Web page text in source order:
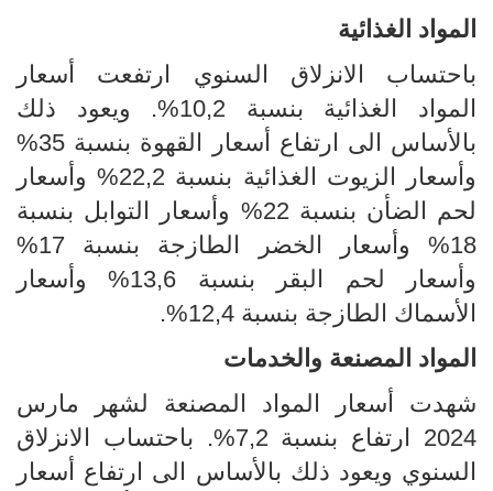
المواد الغذائية
باحتساب الانزلاق السنوي ارتفعت أسعار
المواد الغذائية بنسبة 10,2%. ويعود ذلك
بالأساس الى ارتفاع أسعار القهوة بنسبة 35%
وأسعار الزيوت الغذائية بنسبة 22,2% وأسعار
لحم الضأن بنسبة 22% وأسعار التوابل بنسبة
18% وأسعار الخضر الطازجة بنسبة 17%
وأسعار لحم البقر بنسبة 13,6% وأسعار
الأسماك الطازجة بنسبة 12,4%.
المواد المصنعة والخدمات
شهدت أسعار المواد المصنعة لشهر مارس
2024 ارتفاع بنسبة 7,2%. باحتساب الانزلاق
السنوي ويعود ذلك بالأساس الى ارتفاع أسعار